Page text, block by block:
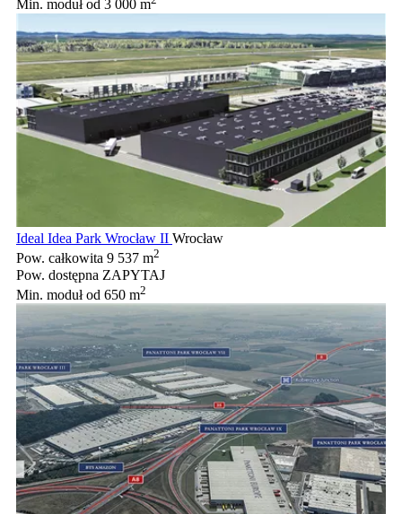
Min. modułod 3 000 m
Ideal Idea Park Wrocław II Wrocław
Pow. całkowita 9 537 m2
Pow. dostępna ZAPYTAJ
Min. modułod 650 m2